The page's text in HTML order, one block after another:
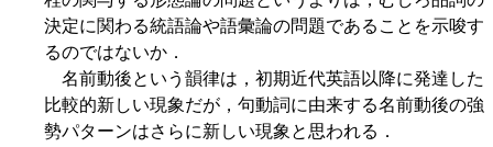
決定に関わる統語論や語彙論の問題であることを示唆す
るのではないか．
名前動後という韻律は，初期近代英語以降に発達した
比較的新しい現象だが，句動詞に由来する名前動後の強
勢パターンはさらに新しい現象と思われる．